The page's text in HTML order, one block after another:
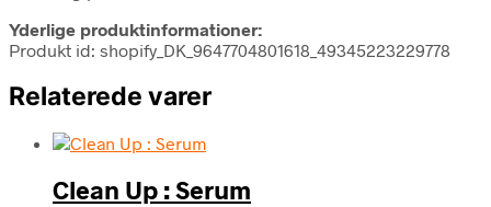
Yderlige produktinformationer:
Produkt id: shopify_DK_9647704801618_49345223229778
Relaterede varer
Clean Up : Serum